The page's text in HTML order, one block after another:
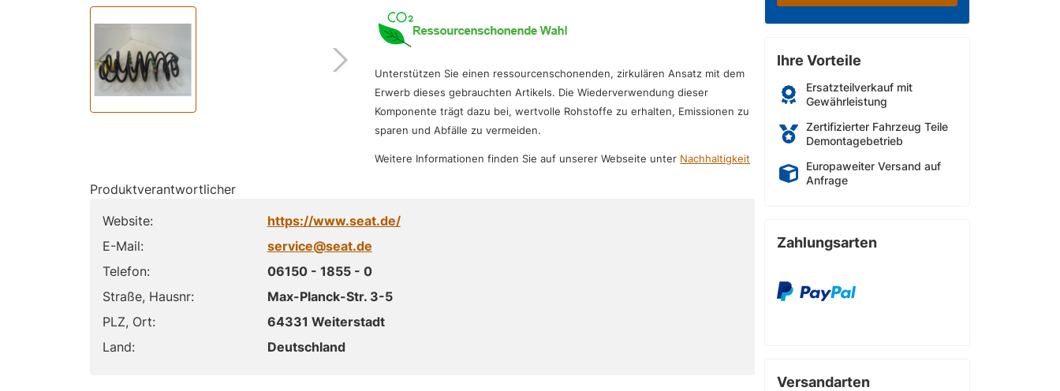
Unterstützen Sie einen ressourcenschonenden, zirkulären Ansatz mit dem
Erwerb dieses gebrauchten Artikels. Die Wiederverwendung dieser
Komponente trägt dazu bei, wertvolle Rohstoffe zu erhalten, Emissionen zu
sparen und Abfälle zu vermeiden.
Weitere Informationen finden Sie auf unserer Webseite unter Nachhaltigkeit
Produktverantwortlicher
Website:
https://www.seat.de/
E-Mail:
service@seat.de
Telefon:
06150 - 1855 - 0
Straße, Hausnr:
Max-Planck-Str. 3-5
PLZ, Ort:
64331 Weiterstadt
Land:
Deutschland
Ihre Vorteile
Ersatzteilverkauf mit
Gewährleistung
Zertifizierter Fahrzeug Teile
Demontagebetrieb
Europaweiter Versand auf
Anfrage
Zahlungsarten
Versandarten